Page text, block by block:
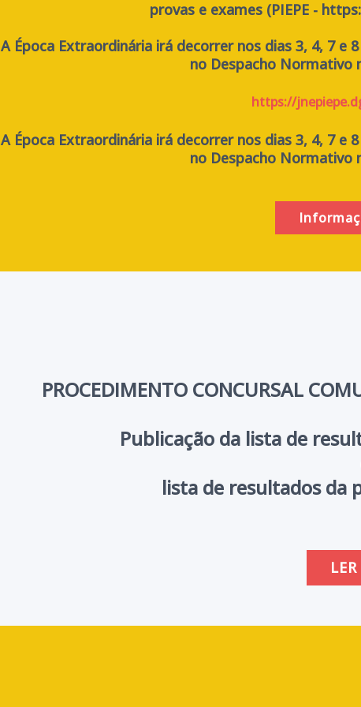
provas e exames (PIEPE -
A Época Extraordinária irá decorrer nos dias 3, 4, 7 e
no Despacho Normativo
https://
A Época Extraordinária irá decorrer nos dias 3, 4, 7 e
no Despacho Normativo
PROCEDIMENTO CONCURSAL
Publicação da lista de
lista de resultados da